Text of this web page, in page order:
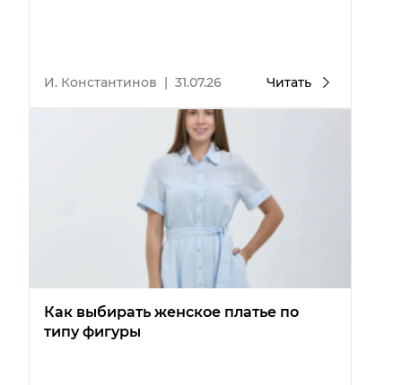
И. Константинов | 31.07.26 Читать
Как выбирать женское платье по
типу фигуры